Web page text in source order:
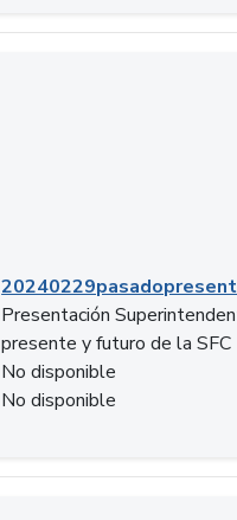
Presentación
presente y futuro de la SFC
No disponible
No disponible